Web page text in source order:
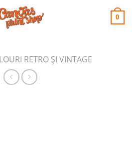
SHOP 0
RETRO ȘI VINTAGE